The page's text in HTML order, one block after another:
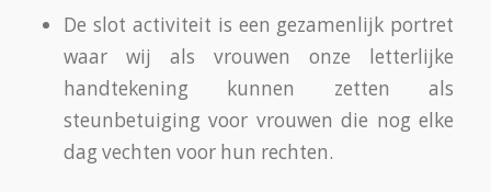
De slot activiteit is een gezamenlijk portret
waar wij als vrouwen onze letterlijke
handtekening kunnen zetten als
steunbetuiging voor vrouwen die nog elke
dag vechten voor hun rechten.